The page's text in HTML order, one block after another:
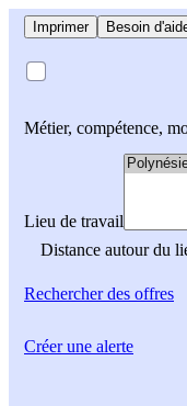
Imprimer Besoin
Métier, compétence,
Lieu de travail
Distance autour du
Rechercherdes offres
Créer une alerte